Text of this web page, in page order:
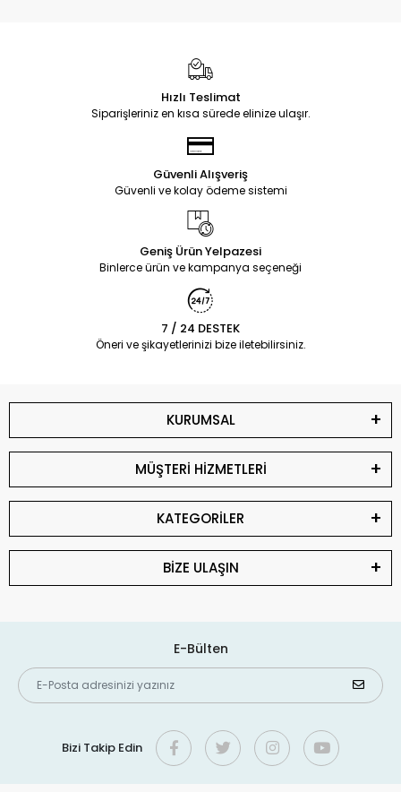
Hızlı Teslimat
Siparişleriniz en kısa sürede elinize ulaşır.
Güvenli Alışveriş
Güvenli ve kolay ödeme sistemi
Geniş Ürün Yelpazesi
Binlerce ürün ve kampanya seçeneği
7 / 24 DESTEK
Öneri ve şikayetlerinizi bize iletebilirsiniz.
KURUMSAL
MÜŞTERİ HİZMETLERİ
KATEGORİLER
BİZE ULAŞIN
E-Bülten
Bizi Takip Edin